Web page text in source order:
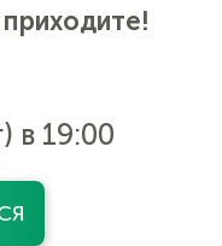
приходите!
в 19:00